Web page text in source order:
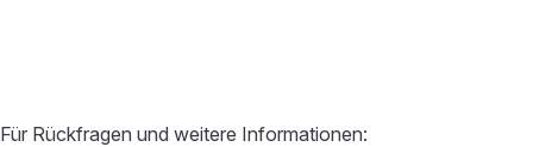
Für Rückfragen und weitere Informationen: